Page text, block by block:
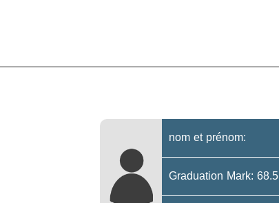
nom et prénom:
Graduation Mark: 68.5